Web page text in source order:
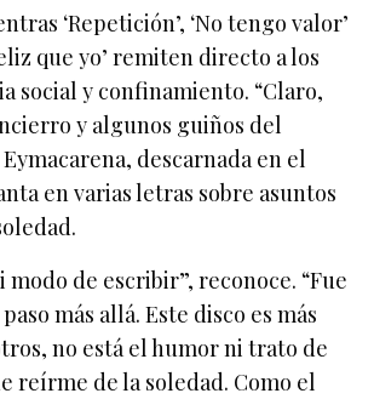
‘Repetición’, ‘No tengo valor’
que yo’ remiten directo a los
social y confinamiento. “Claro,
y algunos guiños del
descarnada en el
en varias letras sobre asuntos
modo de escribir”, reconoce. “Fue
más allá. Este disco es más
no está el humor ni trato de
reírme de la soledad. Como el